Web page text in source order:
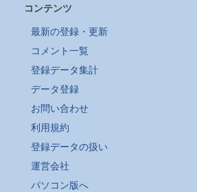
コンテンツ
最新の登録・更新
コメント一覧
登録データ集計
データ登録
お問い合わせ
利用規約
登録データの扱い
運営会社
パソコン版へ